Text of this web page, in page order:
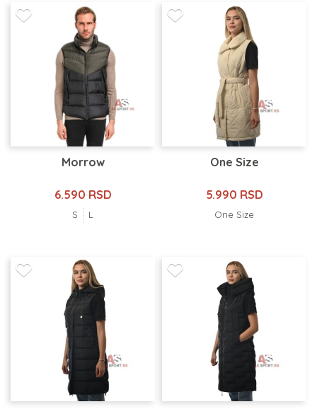
Morrow
6.590 RSD
S L
One Size
5.990 RSD
One Size